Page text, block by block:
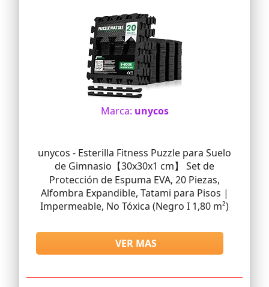
alfombrillas de puzzle es un gran regalo
para los amantes de los puzzles para
cumpleaños, Navidad, Año Nuevo y otras
ocasiones festivas, muy considerado y
práctico. Haz que disfruten aún más del
proceso de resolución de puzzles. (Piezas
de puzzle no incluidas)
Marca: unycos
unycos - Esterilla Fitness Puzzle para Suelo
de Gimnasio【30x30x1 cm】 Set de
Protección de Espuma EVA, 20 Piezas,
Alfombra Expandible, Tatami para Pisos |
Impermeable, No Tóxica (Negro I 1,80 m²)
VER MAS